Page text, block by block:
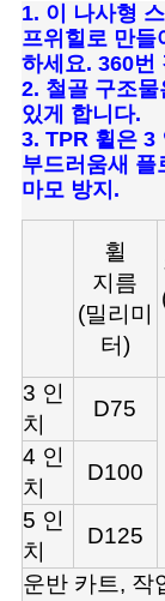
1. 이 나사형
프위힐로 만들
하세요. 360번
2. 철골 구조
있게 합니다.
3. TPR 휠은 3
부드러움새 플
마모 방지.
휠
지름
(밀리미
터)
3 인
치
D75
4 인
치
D100
5 인
치
D125
운반 카트, 작